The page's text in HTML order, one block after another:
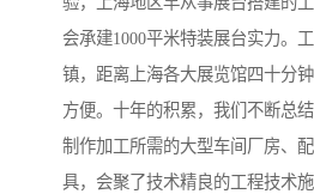
会承建1000平米特装展台实力。
镇，距离上海各大展览馆四十分
方便。十年的积累，我们不断总
制作加工所需的大型车间厂房、
具，会聚了技术精良的工程技术